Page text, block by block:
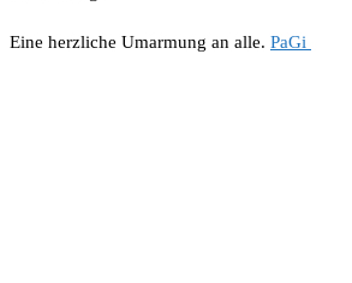
Eine herzliche Umarmung an alle. PaGi